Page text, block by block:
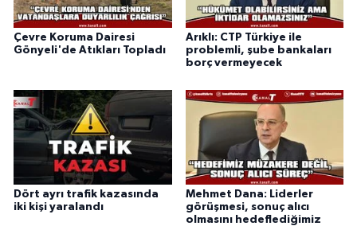
Çevre Koruma Dairesi
Gönyeli'de Atıkları Topladı
Arıklı: CTP Türkiye ile
problemli, şube bankaları
borç vermeyecek
Dört ayrı trafik kazasında
iki kişi yaralandı
Mehmet Dana: Liderler
görüşmesi, sonuç alıcı
olmasını hedeflediğimiz